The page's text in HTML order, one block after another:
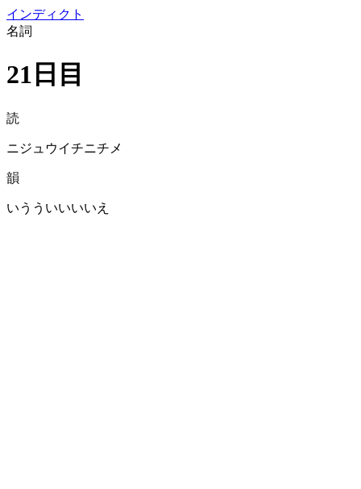
インディクト
名詞
21日目
読
ニジュウイチニチメ
韻
いうういいいいえ